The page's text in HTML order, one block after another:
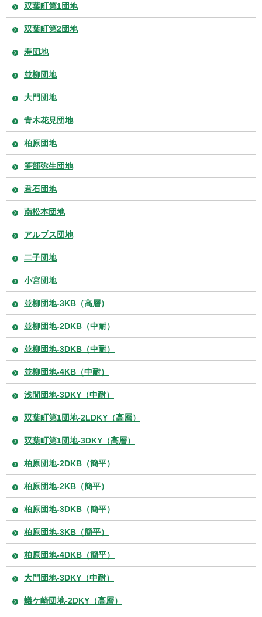
双葉町第1団地
双葉町第2団地
寿団地
並柳団地
大門団地
青木花見団地
柏原団地
笹部弥生団地
君石団地
南松本団地
アルプス団地
二子団地
小宮団地
並柳団地-3KB（高層）
並柳団地-2DKB（中耐）
並柳団地-3DKB（中耐）
並柳団地-4KB（中耐）
浅間団地-3DKY（中耐）
双葉町第1団地-2LDKY（高層）
双葉町第1団地-3DKY（高層）
柏原団地-2DKB（簡平）
柏原団地-2KB（簡平）
柏原団地-3DKB（簡平）
柏原団地-3KB（簡平）
柏原団地-4DKB（簡平）
大門団地-3DKY（中耐）
蟻ケ崎団地-2DKY（高層）